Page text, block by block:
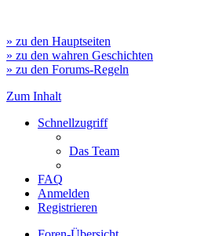
» zu den Hauptseiten
» zu den wahren Geschichten
» zu den Forums-Regeln
Zum Inhalt
Schnellzugriff
Das Team
FAQ
Anmelden
Registrieren